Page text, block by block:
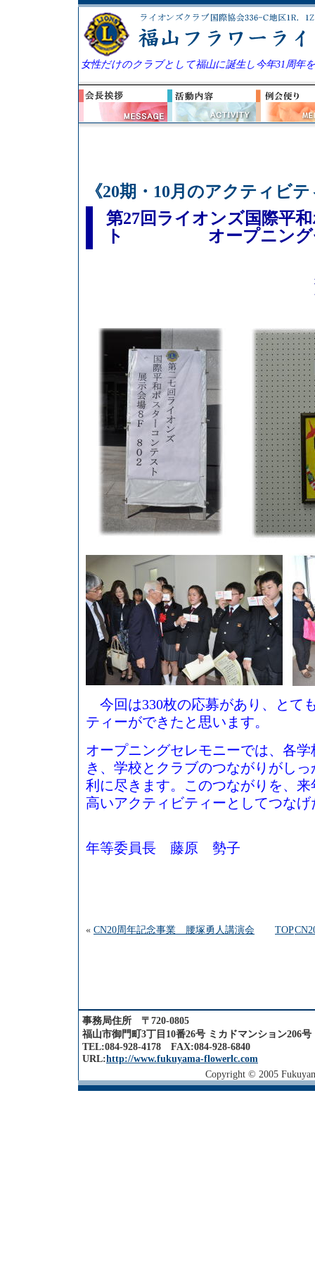
女性だけのクラブとして福山に誕生し今年31周年
《20期・10月のアクティビ
第27回ライオンズ国際平
ト オープニングセ
今回は330枚の応募があり、とて
ティーができたと思います。
オープニングセレモニーでは、各
き、学校とクラブのつながりがし
利に尽きます。このつながりを、
高いアクティビティーとしてつな
年等委員長 藤原 勢子
« CN20周年記念事業 腰塚勇人講演会 TOP
事務局住所 〒720-0805
福山市御門町3丁目10番26号 ミカドマンション206号
TEL:084-928-4178 FAX:084-928-6840
URL:http://www.fukuyama-flowerlc.com
Copyright © 2005